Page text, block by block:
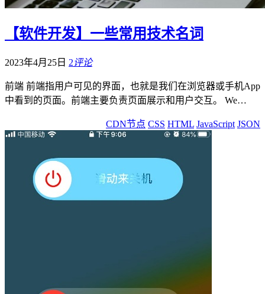
【软件开发】一些常用技术名词
2023年4月25日 2评论
前端 前端指用户可见的界面，也就是我们在浏览器或手机App
中看到的页面。前端主要负责页面展示和用户交互。 We…
CDN节点 CSS HTML JavaScript JSON